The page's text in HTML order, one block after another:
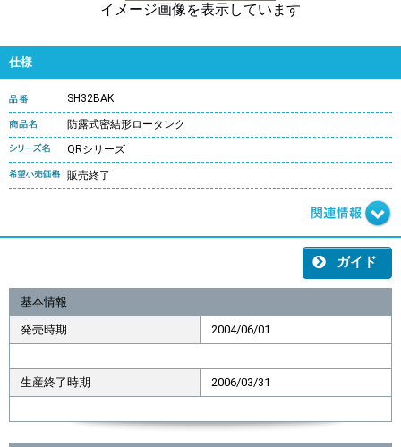
イメージ画像を表示しています
仕様
SH32BAK
防露式密結形ロータンク
QRシリーズ
販売終了
ガイド
基本情報
発売時期 2004/06/01
生産終了時期 2006/03/31